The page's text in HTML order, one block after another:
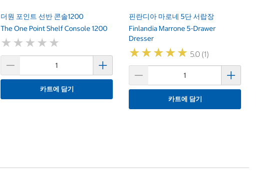
더원 포인트 선반 콘솔1200
The One Point Shelf Console 1200
★ ★ ★ ★ ★
★ ★ ★ ★ ★
카트에 담기
핀란디아 마로네 5단 서랍장
Finlandia Marrone 5-Drawer
Dresser
★★★★★
★★★★★ 5.0 (1)
카트에 담기